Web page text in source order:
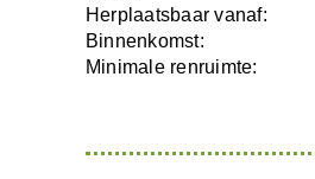
Herplaatsbaar vanaf:
Binnenkomst:
Minimale renruimte: